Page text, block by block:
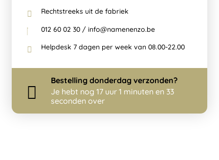
Rechtstreeks uit de fabriek
012 60 02 30 / info@namenenzo.be
Helpdesk 7 dagen per week van 08.00-22.00
Bestelling donderdag verzonden?
Je hebt nog 17 uur 1 minuten en 33
seconden over